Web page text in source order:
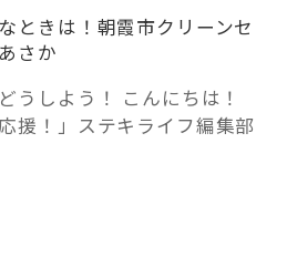
ときは！朝霞市クリーンセ
さか
うしよう！ こんにちは！
援！」ステキライフ編集部